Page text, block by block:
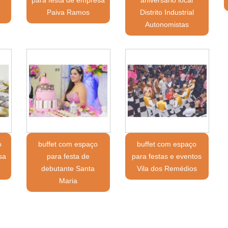
Paiva Ramos
Distrito Industrial
Autonomistas
buffet com espaço
para festa de
debutante Santa
Maria
buffet com espaço
para festas e eventos
Vila dos Remédios